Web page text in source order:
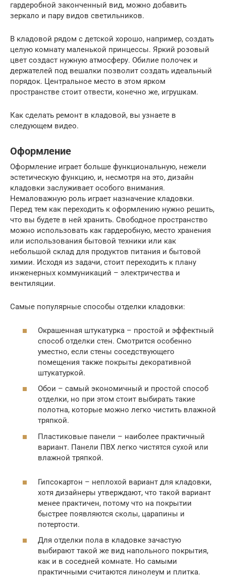
гардеробной законченный вид, можно добавить
зеркало и пару видов светильников.
В кладовой рядом с детской хорошо, например, создать
целую комнату маленькой принцессы. Яркий розовый
цвет создаст нужную атмосферу. Обилие полочек и
держателей под вешалки позволит создать идеальный
порядок. Центральное место в этом ярком
пространстве стоит отвести, конечно же, игрушкам.
Как сделать ремонт в кладовой, вы узнаете в
следующем видео.
Оформление
Оформление играет больше функциональную, нежели
эстетическую функцию, и, несмотря на это, дизайн
кладовки заслуживает особого внимания.
Немаловажную роль играет назначение кладовки.
Перед тем как переходить к оформлению нужно решить,
что вы будете в ней хранить. Свободное пространство
можно использовать как гардеробную, место хранения
или использования бытовой техники или как
небольшой склад для продуктов питания и бытовой
химии. Исходя из задачи, стоит переходить к плану
инженерных коммуникаций – электричества и
вентиляции.
Самые популярные способы отделки кладовки:
Окрашенная штукатурка – простой и эффектный
способ отделки стен. Смотрится особенно
уместно, если стены соседствующего
помещения также покрыты декоративной
штукатуркой.
Обои – самый экономичный и простой способ
отделки, но при этом стоит выбирать такие
полотна, которые можно легко чистить влажной
тряпкой.
Пластиковые панели – наиболее практичный
вариант. Панели ПВХ легко чистятся сухой или
влажной тряпкой.
Гипсокартон – неплохой вариант для кладовки,
хотя дизайнеры утверждают, что такой вариант
менее практичен, потому что на покрытии
быстрее появляются сколы, царапины и
потертости.
Для отделки пола в кладовке зачастую
выбирают такой же вид напольного покрытия,
как и в соседней комнате. Но самыми
практичными считаются линолеум и плитка.